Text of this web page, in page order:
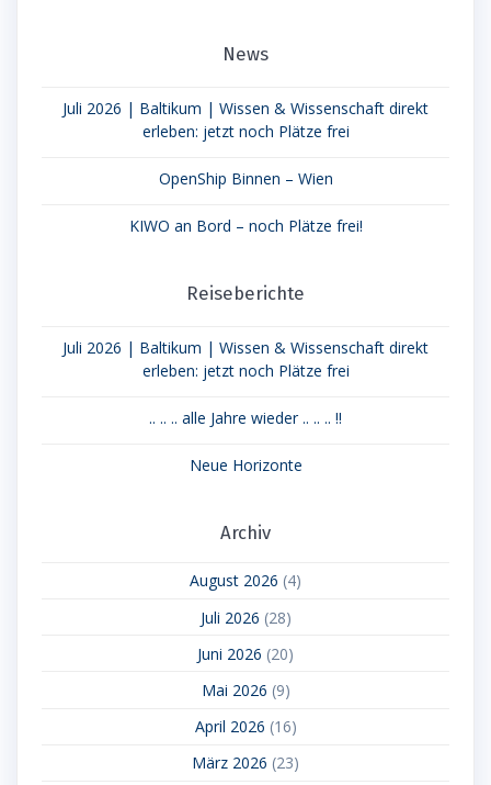
News
Juli 2026 | Baltikum | Wissen & Wissenschaft direkt
erleben: jetzt noch Plätze frei
OpenShip Binnen – Wien
KIWO an Bord – noch Plätze frei!
Reiseberichte
Juli 2026 | Baltikum | Wissen & Wissenschaft direkt
erleben: jetzt noch Plätze frei
.. .. .. alle Jahre wieder .. .. .. !!
Neue Horizonte
Archiv
August 2026 (4)
Juli 2026 (28)
Juni 2026 (20)
Mai 2026 (9)
April 2026 (16)
März 2026 (23)